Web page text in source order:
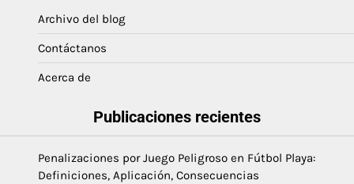
Archivo del blog
Contáctanos
Acerca de
Publicaciones recientes
Penalizaciones por Juego Peligroso en Fútbol Playa:
Definiciones, Aplicación, Consecuencias